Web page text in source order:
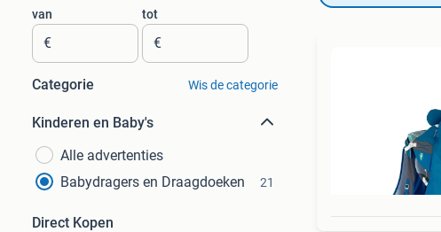
van
€
tot
€
Categorie Wis de categorie
Kinderen en Baby's
Alle advertenties
Babydragers en Draagdoeken
21
Direct Kopen